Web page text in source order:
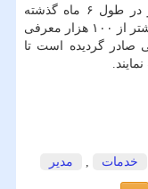
به قول مقصودی از اول آذرماه سال ۹۸ و در طول ۶ ماه گذشته
علاوه بر عرضه خدمات بستری و سرپایی، بیشتر از ۱۰۰ هزار معرفی
صادر گردیده است تا
خدمات , مدیر